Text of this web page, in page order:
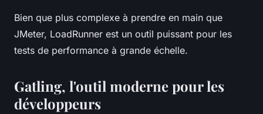
Bien que plus complexe à prendre en main que
JMeter, LoadRunner est un outil puissant pour les
tests de performance à grande échelle.
Gatling, l'outil moderne pour les
développeurs